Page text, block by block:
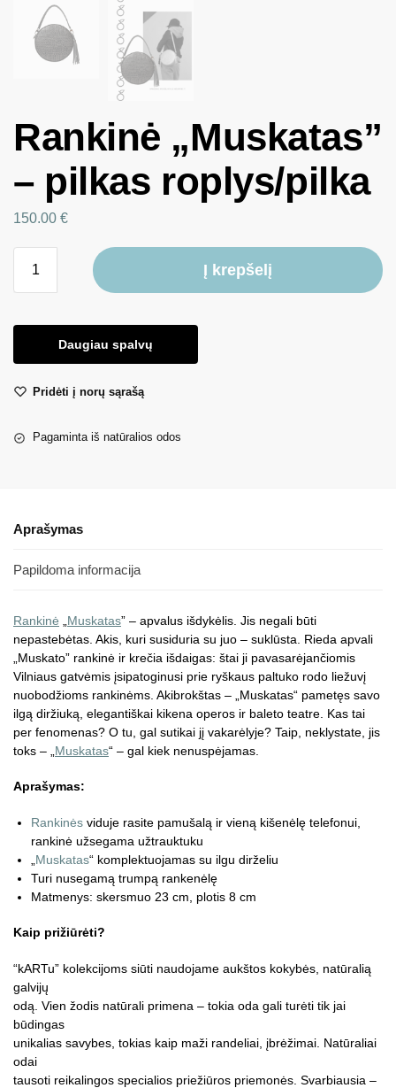
Rankinė „Muskatas”
– pilkas roplys/pilka
150.00 €
Į krepšelį
Daugiau spalvų
Pridėti į norų sąrašą
Pagaminta iš natūralios odos
Aprašymas
Papildoma informacija
Rankinė Muskatas” – apvalus išdykėlis. Jis negali būti
nepastebėtas. Akis, kuri susiduria su juo – suklūsta. Rieda apvali
„Muskato” rankinė ir krečia išdaigas: štai ji pavasarėjančiomis
Vilniaus gatvėmis įsipatoginusi prie ryškaus paltuko rodo liežuvį
nuobodžioms rankinėms. Akibrokštas – „Muskatas“ pametęs savo
ilgą diržiuką, elegantiškai kikena operos ir baleto teatre. Kas tai
per fenomenas? O tu, gal sutikai jį vakarėlyje? Taip, neklystate, jis
toks – „ Muskatas“ – gal kiek nenuspėjamas.
Aprašymas:
Rankinės viduje rasite pamušalą ir vieną kišenėlę telefonui,
rankinė užsegama užtrauktuku
Muskatas“ komplektuojamas su ilgu dirželiu
Turi nusegamą trumpą rankenėlę
Matmenys: skersmuo 23 cm, plotis 8 cm
Kaip prižiūrėti?
“kARTu” kolekcijoms siūti naudojame aukštos kokybės, natūralią
galvijų
odą. Vien žodis natūrali primena – tokia oda gali turėti tik jai
būdingas
unikalias savybes, tokias kaip maži randeliai, įbrėžimai. Natūraliai
odai
tausoti reikalingos specialios priežiūros priemonės. Svarbiausia –